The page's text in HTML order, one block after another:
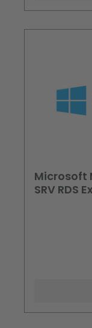
Microsoft
SRV RDS